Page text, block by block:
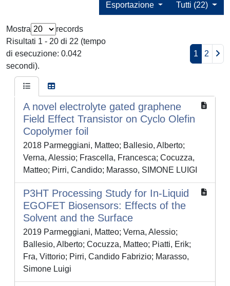
Tutti (22)
Esportazione
Mostra
records
Risultati 1 - 20 di 22 (tempo
di esecuzione: 0.042
secondi).
1 2
A novel electrolyte gated graphene
Field Effect Transistor on Cyclo Olefin
Copolymer foil
2018 Parmeggiani, Matteo; Ballesio, Alberto;
Verna, Alessio; Frascella, Francesca; Cocuzza,
Matteo; Pirri, Candido; Marasso, SIMONE LUIGI
P3HT Processing Study for In-Liquid
EGOFET Biosensors: Effects of the
Solvent and the Surface
2019 Parmeggiani, Matteo; Verna, Alessio;
Ballesio, Alberto; Cocuzza, Matteo; Piatti, Erik;
Fra, Vittorio; Pirri, Candido Fabrizio; Marasso,
Simone Luigi